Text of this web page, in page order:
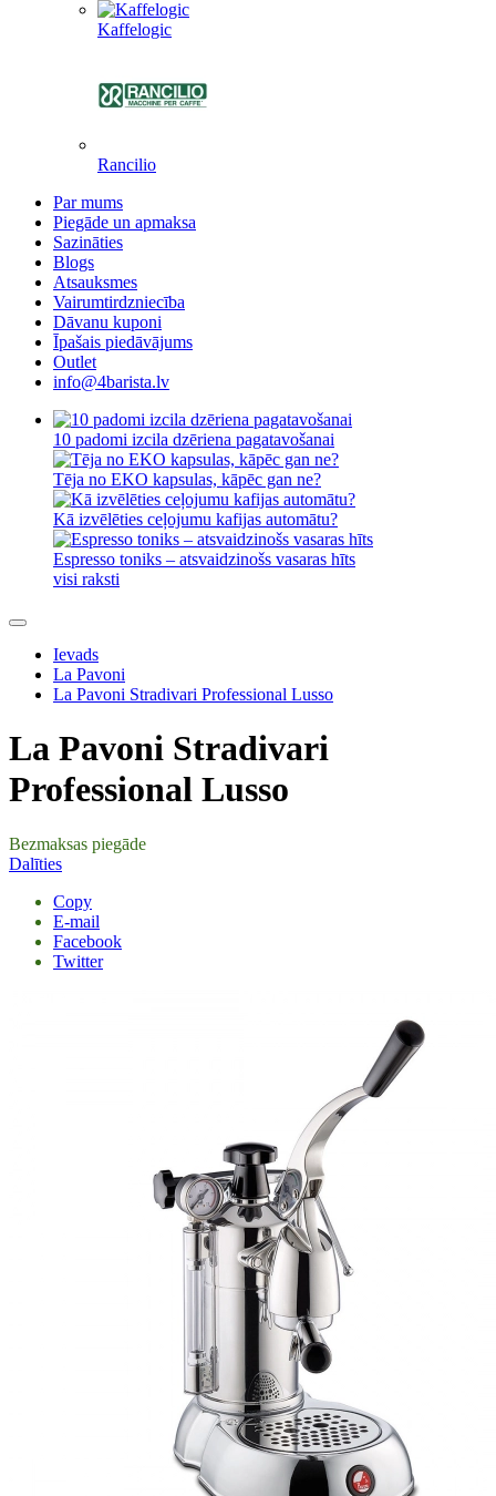
Kaffelogic
Rancilio
Par mums
Piegāde un apmaksa
Sazināties
Blogs
Atsauksmes
Vairumtirdzniecība
Dāvanu kuponi
Īpašais piedāvājums
Outlet
info@4barista.lv
10 padomi izcila dzēriena pagatavošanai
Tēja no EKO kapsulas, kāpēc gan ne?
Kā izvēlēties ceļojumu kafijas automātu?
Espresso toniks – atsvaidzinošs vasaras hīts
visi raksti
Ievads
La Pavoni
La Pavoni Stradivari Professional Lusso
La Pavoni Stradivari
Professional Lusso
Bezmaksas piegāde
Dalīties
Copy
E-mail
Facebook
Twitter